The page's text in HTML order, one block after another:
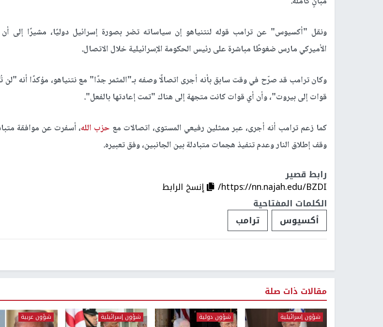
ونقل "أكسيوس" عن ترامب قوله لنتنياهو إن سياساته تضر بصورة إسرائيل دوليًا، مشيرًا إلى أن
الأميركي مارس ضغوطًا مباشرة على رئيس الحكومة الإسرائيلية خلال الاتصال.
وكان ترامب قد صرّح في وقت سابق بأنه أجرى اتصالًا وصفه بـ"المثمر جدًا" مع نتنياهو، مؤكدًا أنه "لن
قوات إلى بيروت"، وأن أي قوات كانت متجهة إلى هناك "تمت إعادتها بالفعل".
كما زعم ترامب أنه أجرى، عبر ممثلين رفيعي المستوى، اتصالات مع حزب الله، أسفرت عن موافقة
وقف إطلاق النار وعدم تنفيذ هجمات متبادلة بين الجانبين، وفق تعبيره.
رابط قصير
https://nn.najah.edu/BZDI/
إنسخ الرابط
الكلمات المفتاحية
أكسيوس
ترامب
مقالات ذات صلة
شؤون إسرائيلية شؤون دولية شؤون إسرائيلية شؤون عربية